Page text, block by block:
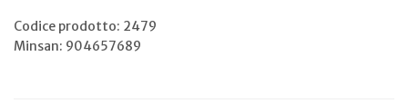
Codice prodotto: 2479
Minsan: 904657689